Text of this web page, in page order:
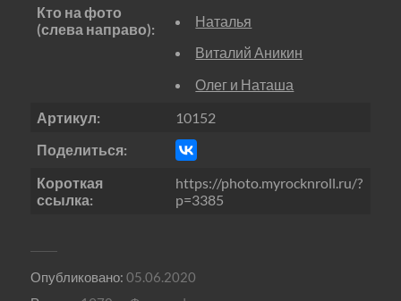
Кто на фото
(слева направо):
Наталья
Виталий Аникин
Олег и Наташа
Артикул:
10152
Поделиться:
Короткая
ссылка:
https://photo.myrocknroll.ru/?
p=3385
Опубликовано: 05.06.2020